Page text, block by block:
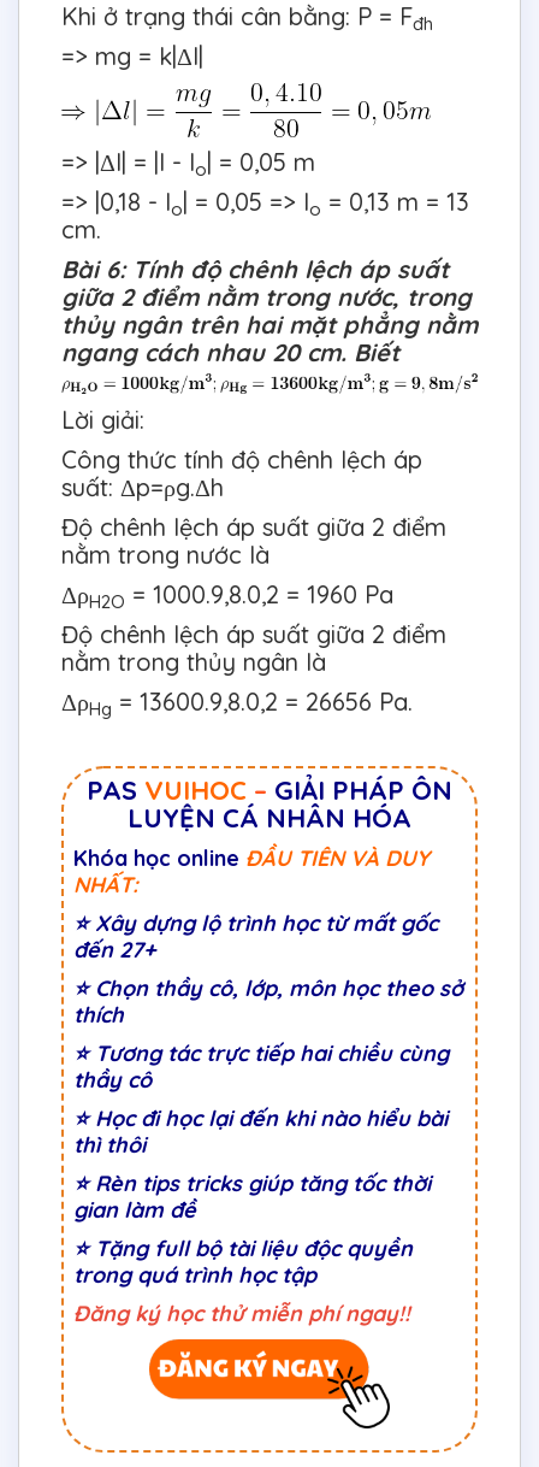
Khi ở trạng thái cân bằng: P = Fđh
=> mg = k|Δl|
=> |Δl| = |l - lo
| = 0,05 m
=> |0,18 - lo | = 0,05 => lo = 0,13 m = 13
cm.
Bài 6: Tính độ chênh lệch áp suất
giữa 2 điểm nằm trong nước, trong
thủy ngân trên hai mặt phẳng nằm
ngang cách nhau 20 cm. Biết
Lời giải:
Công thức tính độ chênh lệch áp
suất: Δp=ρg.Δh
Độ chênh lệch áp suất giữa 2 điểm
nằm trong nước là
ΔρH2O = 1000.9,8.0,2 = 1960 Pa
Độ chênh lệch áp suất giữa 2 điểm
nằm trong thủy ngân là
ΔρHg = 13600.9,8.0,2 = 26656 Pa.
PAS VUIHOC – GIẢI PHÁP ÔN
LUYỆN CÁ NHÂN HÓA
Khóa học online ĐẦU TIÊN VÀ DUY
NHẤT:
⭐Xây dựng lộ trình học từ mất gốc
đến 27+
⭐ Chọn thầy cô, lớp, môn học theo sở
thích
⭐ Tương tác trực tiếp hai chiều cùng
thầy cô
⭐ Học đi học lại đến khi nào hiểu bài
thì thôi
⭐ Rèn tips tricks giúp tăng tốc thời
gian làm đề
⭐ Tặng full bộ tài liệu độc quyền
trong quá trình học tập
Đăng ký học thử miễn phí ngay!!